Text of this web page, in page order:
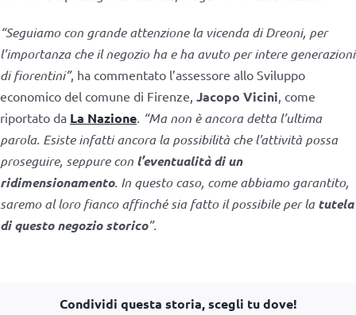
“Seguiamo con grande attenzione la vicenda di Dreoni, per
l’importanza che il negozio ha e ha avuto per intere generazioni
di fiorentini”, ha commentato l’assessore allo Sviluppo
economico del comune di Firenze, Jacopo Vicini, come
riportato da La Nazione. “Ma non è ancora detta l’ultima
parola. Esiste infatti ancora la possibilità che l’attività possa
proseguire, seppure con l’eventualità di un
ridimensionamento. In questo caso, come abbiamo garantito,
saremo al loro fianco affinché sia fatto il possibile per latutela
di questo negozio storico”.
Condividi questa storia, scegli tu dove!